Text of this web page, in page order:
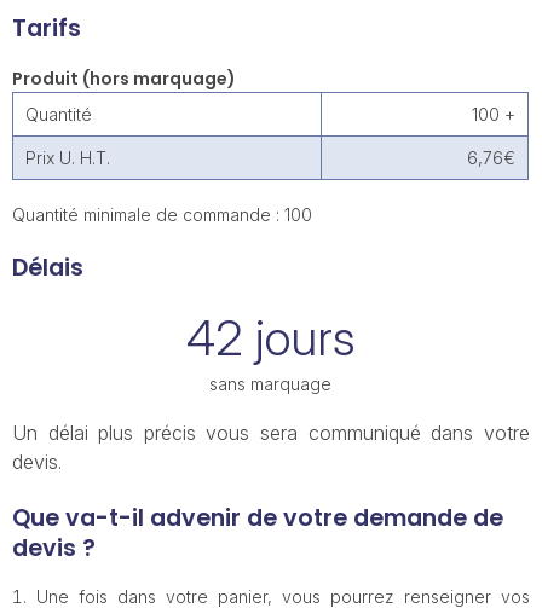
Tarifs
Produit (hors marquage)
Quantité 100 +
Prix U. H.T. 6,76€
Quantité minimale de commande : 100
Délais
42 jours
sans marquage
Un délai plus précis vous sera communiqué dans votre
devis.
Que va-t-il advenir de votre demande de
devis ?
Une fois dans votre panier, vous pourrez renseigner vos